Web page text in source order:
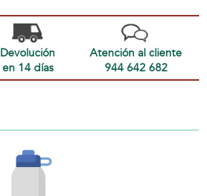
Devolución
en 14 días
Atención al cliente
944 642 682